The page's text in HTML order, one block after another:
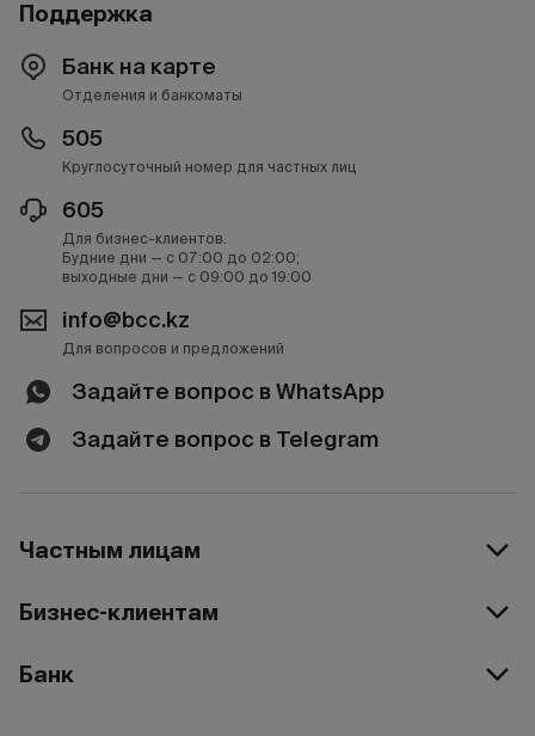
Поддержка
Банк на карте
Отделения и банкоматы
505
Круглосуточный номер для частных лиц
605
Для бизнес-клиентов.
Будние дни — с 07:00 до 02:00;
выходные дни — с 09:00 до 19:00
info@bcc.kz
Для вопросов и предложений
Задайте вопрос в WhatsApp
Задайте вопрос в Telegram
Частным лицам
Бизнес-клиентам
Банк